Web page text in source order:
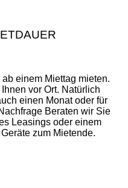
einem Miettag mieten.
vor Ort. Natürlich
einen Monat oder für
Beraten wir Sie
Leasings oder einem
zum Mietende.